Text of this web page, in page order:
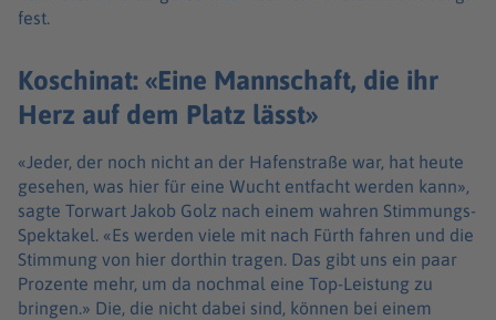
fest.
Koschinat: «Eine Mannschaft, die ihr
Herz auf dem Platz lässt»
«Jeder, der noch nicht an der Hafenstraße war, hat heute
gesehen, was hier für eine Wucht entfacht werden kann»,
sagte Torwart Jakob Golz nach einem wahren Stimmungs-
Spektakel. «Es werden viele mit nach Fürth fahren und die
Stimmung von hier dorthin tragen. Das gibt uns ein paar
Prozente mehr, um da nochmal eine Top-Leistung zu
bringen.» Die, die nicht dabei sind, können bei einem